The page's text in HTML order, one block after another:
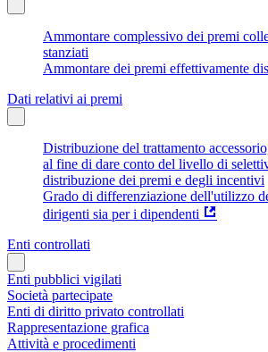
Ammontare complessivo dei premi
stanziati
Ammontare dei premi effettivamente
Dati relativi ai premi
Distribuzione del trattamento
al fine di dare conto del livello di
distribuzione dei premi e degli incentivi
Grado di differenziazione dell'utilizzo
dirigenti sia per i dipendenti
Enti controllati
Enti pubblici vigilati
Società partecipate
Enti di diritto privato controllati
Rappresentazione grafica
Attività e procedimenti